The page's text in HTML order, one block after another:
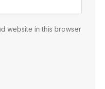
website in this browser